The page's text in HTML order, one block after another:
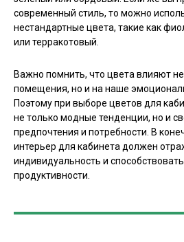
современный стиль, то можно
нестандартные цвета, такие как
или терракотовый.
Важно помнить, что цвета влияют
помещения, но и на наше
Поэтому при выборе цветов для
не только модные тенденции, но и
предпочтения и потребности. В
интерьер для кабинета должен
индивидуальность и
продуктивности.